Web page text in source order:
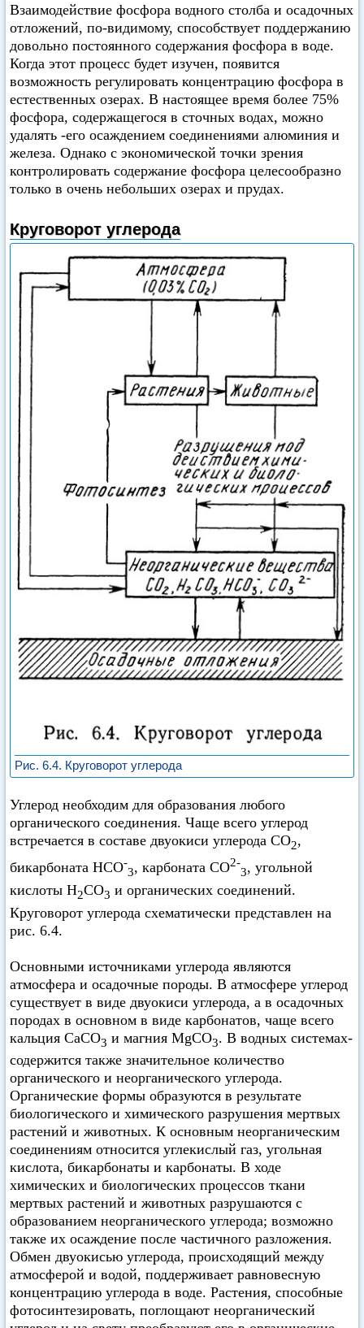
Взаимодействие фосфора водного столба и осадочных
отложений, по-видимому, способствует поддержанию
довольно постоянного содержания фосфора в воде.
Когда этот процесс будет изучен, появится
возможность регулировать концентрацию фосфора в
естественных озерах. В настоящее время более 75%
фосфора, содержащегося в сточных водах, можно
удалять -его осаждением соединениями алюминия и
железа. Однако с экономической точки зрения
контролировать содержание фосфора целесообразно
только в очень небольших озерах и прудах.
Круговорот углерода
Рис. 6.4. Круговорот углерода
Углерод необходим для образования любого
органического соединения. Чаще всего углерод
встречается в составе двуокиси углерода СО2,
бикарбоната НСО-
3, карбоната СO2-
3, угольной
кислоты Н2СO3 и органических соединений.
Круговорот углерода схематически представлен на
рис. 6.4.
Основными источниками углерода являются
атмосфера и осадочные породы. В атмосфере углерод
существует в виде двуокиси углерода, а в осадочных
породах в основном в виде карбонатов, чаще всего
кальция СаСО3 и магния MgCО3. В водных системах-
содержится также значительное количество
органического и неорганического углерода.
Органические формы образуются в результате
биологического и химического разрушения мертвых
растений и животных. К основным неорганическим
соединениям относится углекислый газ, угольная
кислота, бикарбонаты и карбонаты. В ходе
химических и биологических процессов ткани
мертвых растений и животных разрушаются с
образованием неорганического углерода; возможно
также их осаждение после частичного разложения.
Обмен двуокисью углерода, происходящий между
атмосферой и водой, поддерживает равновесную
концентрацию углерода в воде. Растения, способные
фотосинтезировать, поглощают неорганический